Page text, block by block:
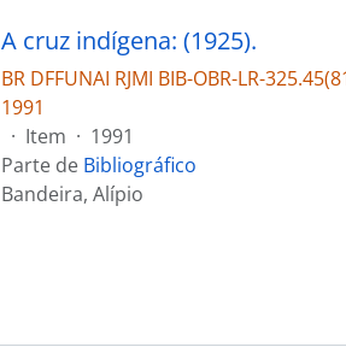
A cruz indígena: (1925).
BR DFFUNAI RJMI BIB-OBR-LR-
1991
· Item · 1991
Parte de Bibliográfico
Bandeira, Alípio